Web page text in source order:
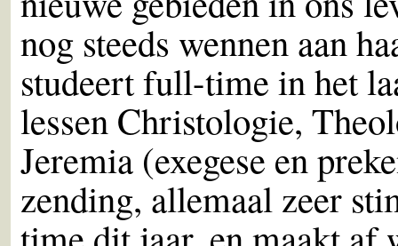
nog steeds wennen aan
studeert full-time in het
lessen Christologie,
Jeremia (exegese en
zending, allemaal zeer